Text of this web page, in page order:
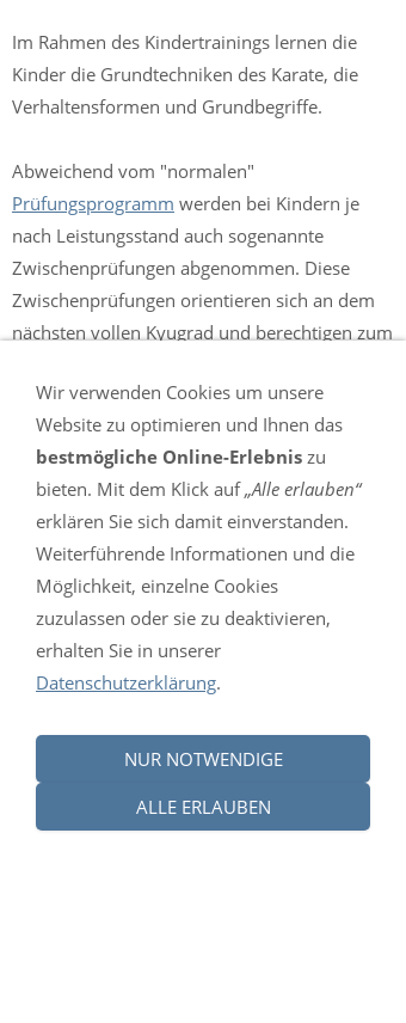
Im Rahmen des Kindertrainings lernen die
Kinder die Grundtechniken des Karate, die
Verhaltensformen und Grundbegriffe.
Abweichend vom "normalen"
Prüfungsprogramm werden bei Kindern je
nach Leistungsstand auch sogenannte
Zwischenprüfungen abgenommen. Diese
Zwischenprüfungen orientieren sich an dem
nächsten vollen Kyugrad und berechtigen zum
Farbe aufweist (bspw. weiß/gelb oder
grün/blau).
Wir verwenden Cookies um unsere
Website zu optimieren und Ihnen das
bestmögliche Online-Erlebnis zu
bieten. Mit dem Klick auf„Alle erlauben“
erklären Sie sich damit einverstanden.
Weiterführende Informationen und die
Möglichkeit, einzelne Cookies
zuzulassen oder sie zu deaktivieren,
erhalten Sie in unserer
Datenschutzerklärung.
NUR NOTWENDIGE
ALLE ERLAUBEN